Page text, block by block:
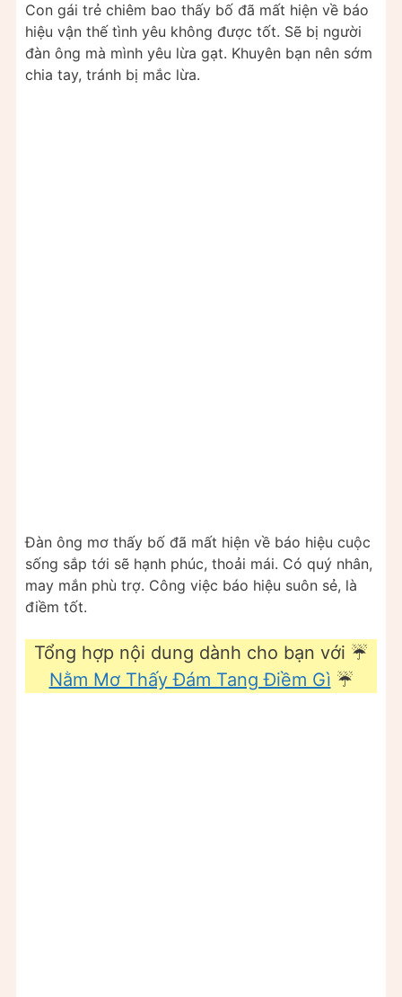
Con gái trẻ chiêm bao thấy bố đã mất hiện về báo
hiệu vận thế tình yêu không được tốt. Sẽ bị người
đàn ông mà mình yêu lừa gạt. Khuyên bạn nên sớm
chia tay, tránh bị mắc lừa.
Đàn ông mơ thấy bố đã mất hiện về báo hiệu cuộc
sống sắp tới sẽ hạnh phúc, thoải mái. Có quý nhân,
may mắn phù trợ. Công việc báo hiệu suôn sẻ, là
điềm tốt.
Tổng hợp nội dung dành cho bạn với ☔
Nằm Mơ Thấy Đám Tang Điềm Gì ☔